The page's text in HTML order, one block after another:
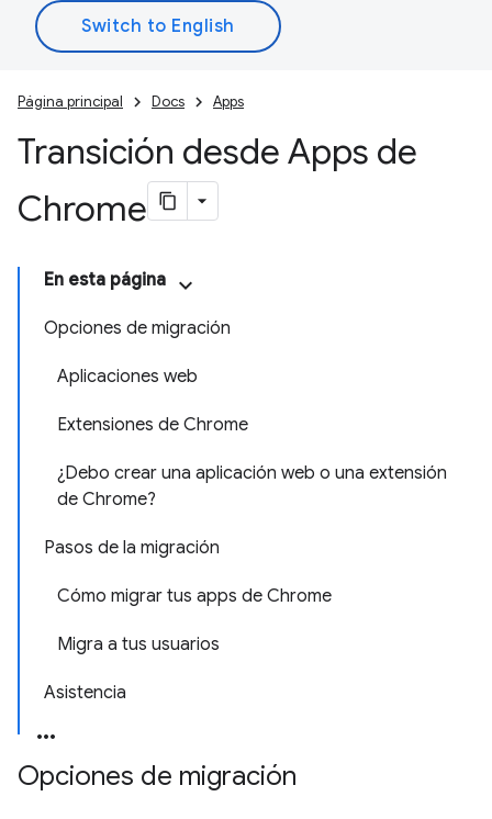
Página principal Docs Apps
Transición desde Apps de
Chrome
En esta página
Opciones de migración
Aplicaciones web
Extensiones de Chrome
¿Debo crear una aplicación web o una extensión
de Chrome?
Pasos de la migración
Cómo migrar tus apps de Chrome
Migra a tus usuarios
Asistencia
Opciones de migración